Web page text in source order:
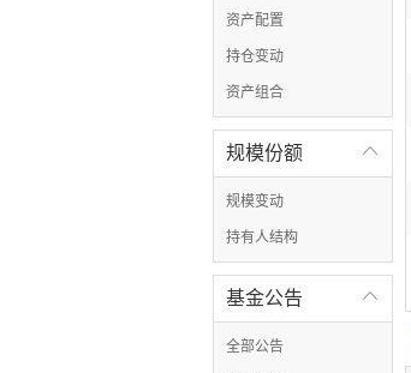
资产配置
持仓变动
资产组合

规模份额
规模变动
持有人结构

基金公告
全部公告